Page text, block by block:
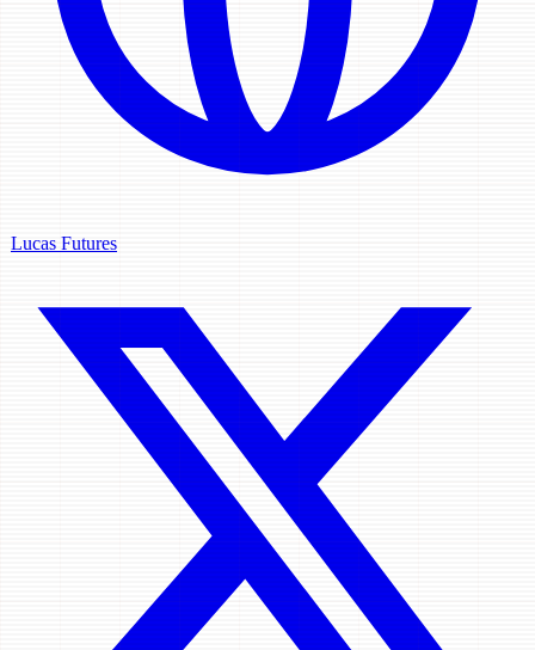
Lucas Futures